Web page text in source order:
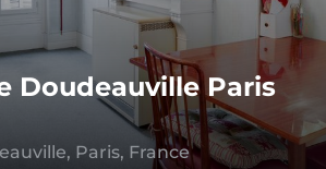
Doudeauville Paris
Paris, France